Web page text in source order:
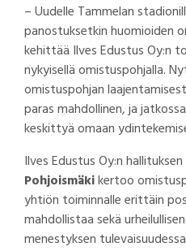
– Uudelle Tammelan
panostuksetkin huomioiden
kehittää Ilves Edustus Oy:n
nykyisellä omistuspohjalla.
omistuspohjan
paras mahdollinen, ja
keskittyä omaan
Ilves Edustus Oy:n
Pohjoismäkikertoo
yhtiön toiminnalle erittäin
mahdollistaa sekä
menestyksen